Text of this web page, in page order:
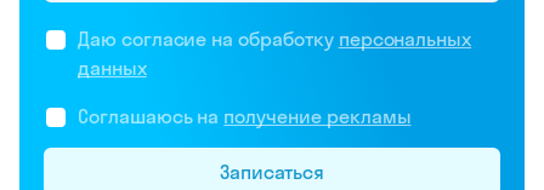
Даю согласие на обработку персональных
данных
Соглашаюсь на получение рекламы
Записаться